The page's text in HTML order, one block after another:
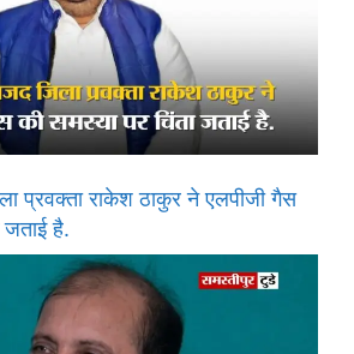
प्रवक्ता राकेश ठाकुर ने एलपीजी गैस
जताई है.